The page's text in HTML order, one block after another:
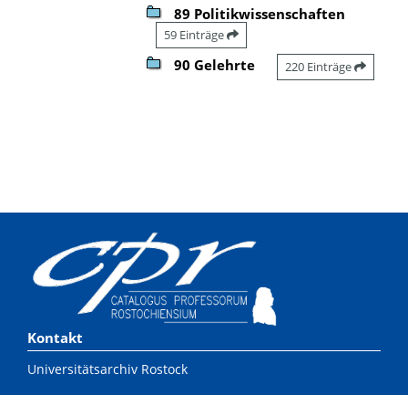
89 Politikwissenschaften
59 Einträge
90 Gelehrte 220 Einträge
Kontakt
Universitätsarchiv Rostock